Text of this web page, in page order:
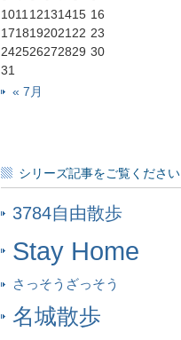
1011 12131415 16
1718192021 22 23
242526272829 30
31
« 7月
シリーズ記事をご覧ください
3784自由散歩
Stay Home
さっそうざっそう
名城散歩